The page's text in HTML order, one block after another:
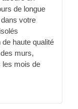
de longue
votre
haute qualité
murs,
les mois de